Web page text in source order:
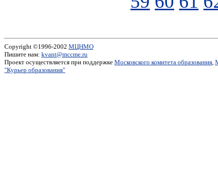
Copyright ©1996-2002 МЦНМО
Пишите нам: kvant@mccme.ru
Проект осуществляется при поддержке Московского комитета образования,
"Курьер образования"